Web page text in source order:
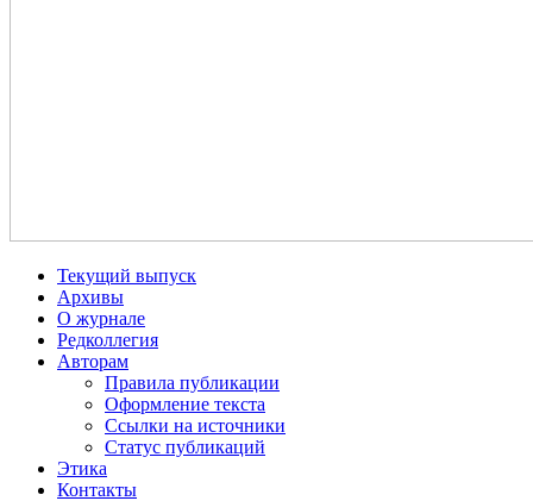
Текущий выпуск
Архивы
О журнале
Редколлегия
Авторам
Правила публикации
Оформление текста
Ссылки на источники
Статус публикаций
Этика
Контакты